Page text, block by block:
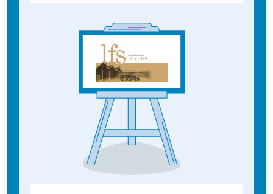
Fortgeschritten
Mehrsprachige Fragebögen
Selbstgestaltete Fragebögen
Dienstleistungen